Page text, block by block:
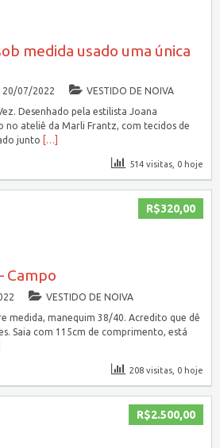
medida usado uma única
20/07/2022
VESTIDO DE NOIVA
Desenhado pela estilista Joana
no ateliê da Marli Frantz, com tecidos de
junto […]
514 visitas, 0 hoje
R$320,00
Campo
VESTIDO DE NOIVA
medida, manequim 38/40. Acredito que dê
Saia com 115cm de comprimento, está
208 visitas, 0 hoje
R$2.500,00